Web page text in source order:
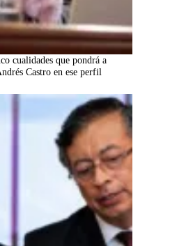
cualidades que pondrá a
Castro en ese perfil